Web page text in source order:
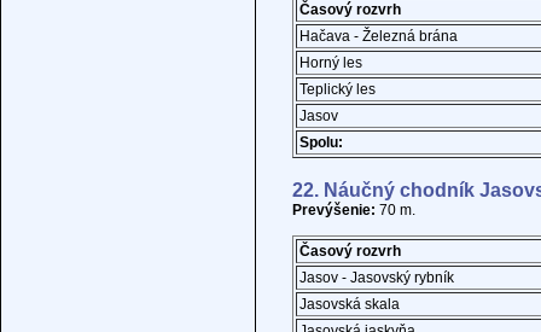
Časový rozvrh
Hačava - Železná brána
Horný les
Teplický les
Jasov
Spolu:
22. Náučný chodník
Prevýšenie: 70 m.
Časový rozvrh
Jasov - Jasovský rybník
Jasovská skala